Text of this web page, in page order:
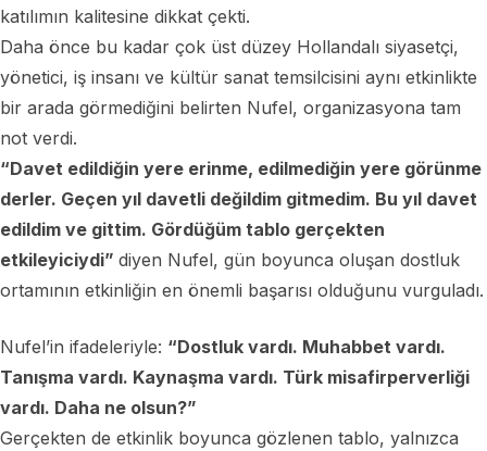
katılımın kalitesine dikkat çekti.
Daha önce bu kadar çok üst düzey Hollandalı siyasetçi,
yönetici, iş insanı ve kültür sanat temsilcisini aynı etkinlikte
bir arada görmediğini belirten Nufel, organizasyona tam
not verdi.
“Davet edildiğin yere erinme, edilmediğin yere görünme
derler. Geçen yıl davetli değildim gitmedim. Bu yıl davet
edildim ve gittim. Gördüğüm tablo gerçekten
etkileyiciydi” diyen Nufel, gün boyunca oluşan dostluk
ortamının etkinliğin en önemli başarısı olduğunu vurguladı.
Nufel’in ifadeleriyle: “Dostluk vardı. Muhabbet vardı.
Tanışma vardı. Kaynaşma vardı. Türk misafirperverliği
vardı. Daha ne olsun?”
Gerçekten de etkinlik boyunca gözlenen tablo, yalnızca